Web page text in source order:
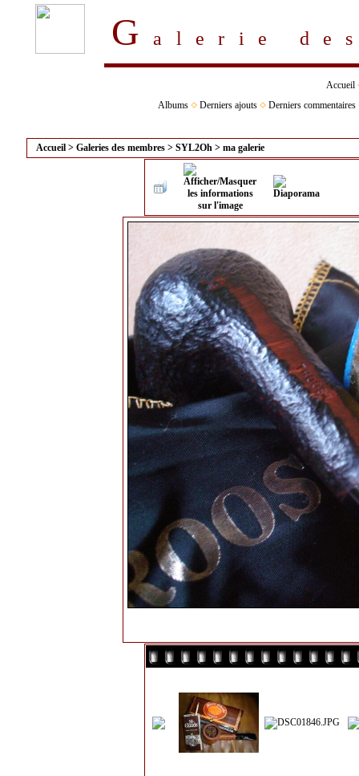
Galerie
Accueil
Albums
Derniers ajouts Derniers commentaires
Accueil > Galeries des membres > SYL2Oh > ma galerie